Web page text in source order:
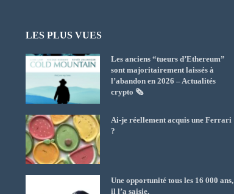
LES PLUS VUES
Les anciens “tueurs d’Ethereum”
sont majoritairement laissés à
l’abandon en 2026 – Actualités
crypto 🗞️
Ai-je réellement acquis une Ferrari
?
Une opportunité tous les 16 000 ans,
il l’a saisie.